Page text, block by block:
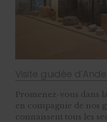
Visite guidée
Promenez-vous dans
en compagnie de nos
connaissent tous les